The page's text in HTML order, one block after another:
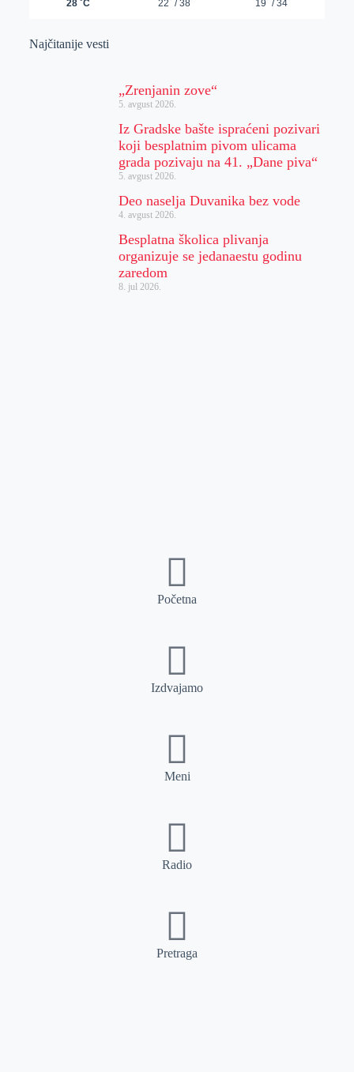
Najčitanije vesti
„Zrenjanin zove“
5. avgust 2026.
Iz Gradske bašte ispraćeni pozivari
koji besplatnim pivom ulicama
grada pozivaju na 41. „Dane piva“
5. avgust 2026.
Deo naselja Duvanika bez vode
4. avgust 2026.
Besplatna školica plivanja
organizuje se jedanaestu godinu
zaredom
8. jul 2026.
Početna
Izdvajamo
Meni
Radio
Pretraga